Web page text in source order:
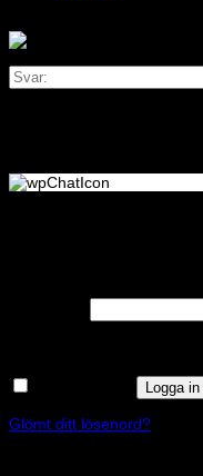
Logga in
Glömt ditt lösenord?